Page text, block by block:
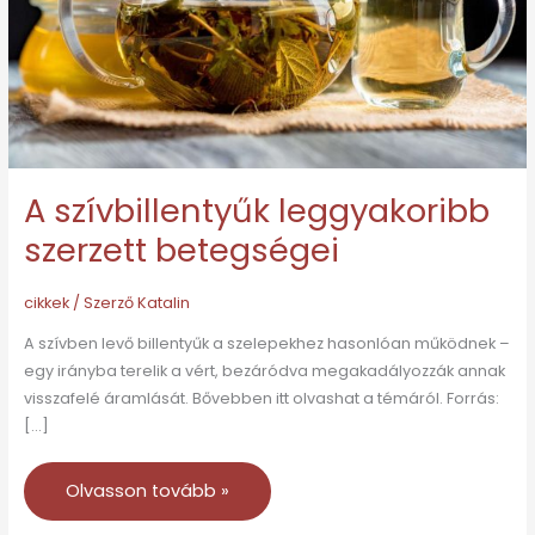
A szívbillentyűk leggyakoribb
szerzett betegségei
cikkek/ SzerzőKatalin
A szívben levő billentyűk a szelepekhez hasonlóan működnek –
egy irányba terelik a vért, bezáródva megakadályozzák annak
visszafelé áramlását. Bővebben itt olvashat a témáról. Forrás:
[…]
Olvasson tovább »